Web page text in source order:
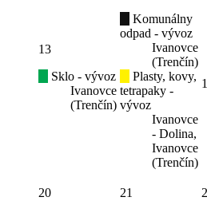
13
Sklo - vývoz
Ivanovce
(Trenčín)
Komunálny
odpad - vývoz
Ivanovce
(Trenčín)
Plasty, kovy,
tetrapaky -
vývoz
Ivanovce
- Dolina,
Ivanovce
(Trenčín)
20 21